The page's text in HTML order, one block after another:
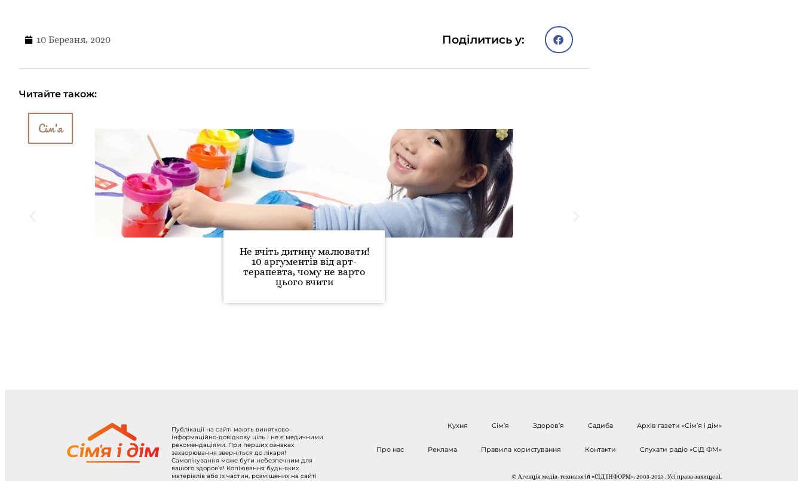
10 Березня, 2020 Поділитись у:
Читайте також:
Сім'я
Не вчіть дитину малювати!
10 аргументів від арт-
терапевта, чому не варто
цього вчити
Публікації на сайті мають винятково
інформаційно-довідкову ціль і не є медичними
рекомендаціями. При перших ознаках
захворювання зверніться до лікаря!
Самолікування може бути небезпечним для
вашого здоров’я! Копіювання будь-яких
матеріалів або їх частин, розміщених на сайті
Кухня Сім’я Здоров’я Садиба Архів газети «Сім’я і дім»
Про нас Реклама Правила користування Контакти Слухати радіо «СіД ФМ»
© Агенція медіа-технологій «СІД ІНФОРМ», 2003-2023 . Усі права захищені.